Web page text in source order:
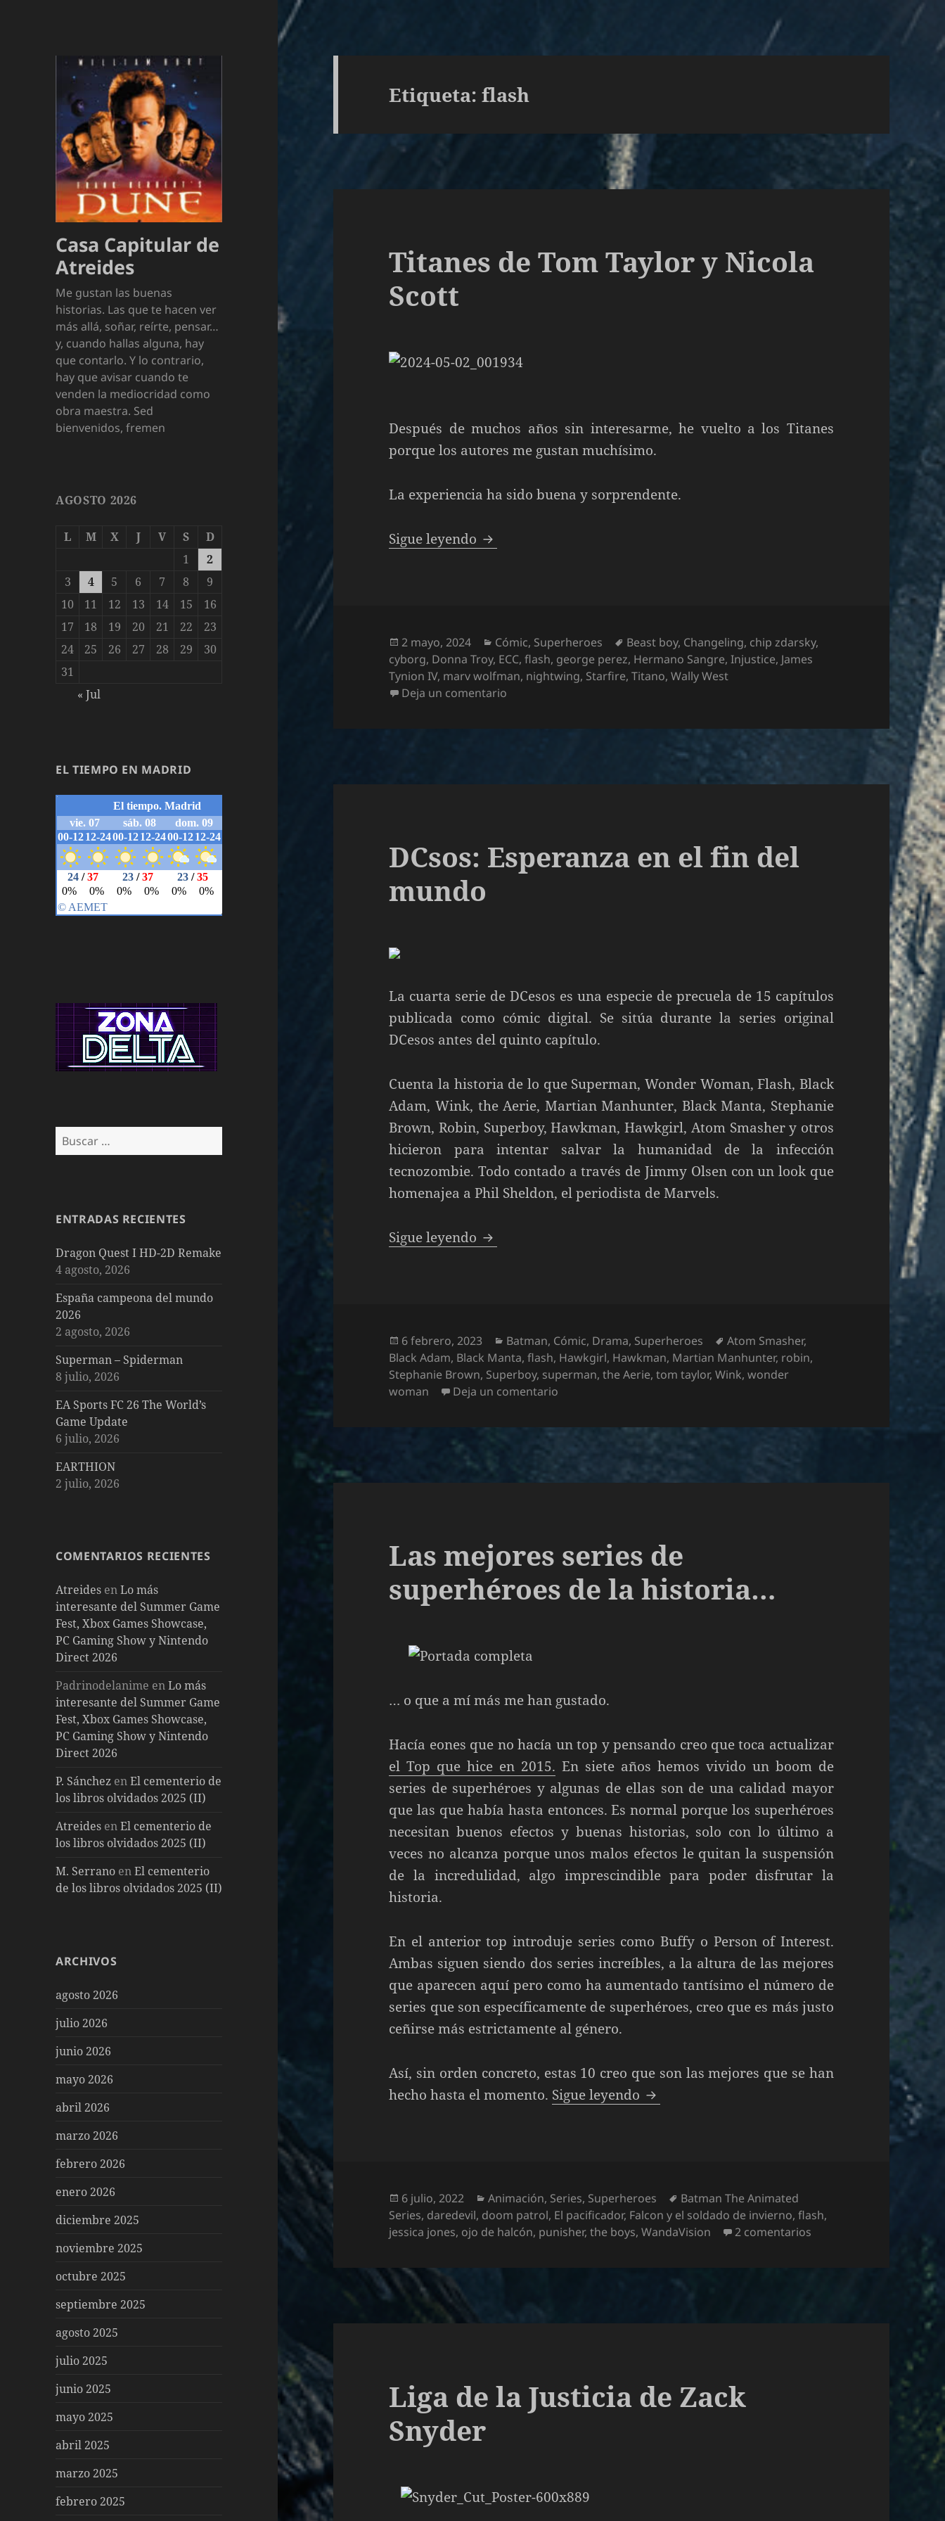
Casa Capitular de
Atreides
Me gustan las buenas
historias. Las que te hacen ver
más allá, soñar, reírte, pensar…
y, cuando hallas alguna, hay
que contarlo. Y lo contrario,
hay que avisar cuando te
venden la mediocridad como
obra maestra. Sed
bienvenidos, fremen
AGOSTO 2026
L M X J V S
D
1
2
3
4 5 6 7 8
9
10
11 12 13 14 15
16
17
18 19 20 21 22
23
24
25 26 27 28 29
30
31
« Jul
EL TIEMPO EN MADRID
Buscar:
ENTRADAS RECIENTES
Dragon Quest I HD-2D Remake
4 agosto, 2026
España campeona del mundo
2026
2 agosto, 2026
Superman – Spiderman
8 julio, 2026
EA Sports FC 26 The World’s
Game Update
6 julio, 2026
EARTHION
2 julio, 2026
COMENTARIOS RECIENTES
Atreides enLo más
interesante del Summer Game
Fest, Xbox Games Showcase,
PC Gaming Show y Nintendo
Direct 2026
Padrinodelanime enLo más
interesante del Summer Game
Fest, Xbox Games Showcase,
PC Gaming Show y Nintendo
Direct 2026
P. Sánchez enEl cementerio de
los libros olvidados 2025 (II)
Atreides enEl cementerio de
los libros olvidados 2025 (II)
M. Serrano enEl cementerio
de los libros olvidados 2025 (II)
ARCHIVOS
agosto 2026
julio 2026
junio 2026
mayo 2026
abril 2026
marzo 2026
febrero 2026
enero 2026
diciembre 2025
noviembre 2025
octubre 2025
septiembre 2025
agosto 2025
julio 2025
junio 2025
mayo 2025
abril 2025
marzo 2025
febrero 2025
Etiqueta:flash
Titanes de Tom Taylor y Nicola
Scott
Después de muchos años sin interesarme, he vuelto a los Titanes
porque los autores me gustan muchísimo.
La experiencia ha sido buena y sorprendente.
Sigue leyendo Titanes de Tom Taylor y Nicola Scott
Publicado
el
2 mayo, 2024 Categorías
Cómic, Superheroes Etiquetas
Beast boy, Changeling, chip zdarsky,
cyborg, Donna Troy, ECC,flash, george perez, Hermano Sangre,Injustice, James
Tynion IV, marv wolfman, nightwing, Starfire,Titano,Wally West
Deja un comentario
DCsos: Esperanza en el fin del
mundo
La cuarta serie de DCesos es una especie de precuela de 15 capítulos
publicada como cómic digital. Se sitúa durante la series original
DCesos antes del quinto capítulo.
Cuenta la historia de lo que Superman, Wonder Woman, Flash, Black
Adam, Wink, the Aerie, Martian Manhunter, Black Manta, Stephanie
Brown, Robin, Superboy, Hawkman, Hawkgirl, Atom Smasher y otros
hicieron para intentar salvar la humanidad de la infección
tecnozombie. Todo contado a través de Jimmy Olsen con un look que
homenajea a Phil Sheldon, el periodista de Marvels.
Sigue leyendo DCsos: Esperanza en el fin del mundo
Publicado
el
6 febrero, 2023 Categorías
Batman, Cómic, Drama, Superheroes Etiquetas
Atom Smasher,
Black Adam, Black Manta,flash, Hawkgirl, Hawkman, Martian Manhunter, robin,
Stephanie Brown, Superboy, superman,the Aerie,tom taylor,Wink,wonder
woman
Deja un comentario
Las mejores series de
superhéroes de la historia…
… o que a mí más me han gustado.
Hacía eones que no hacía un top y pensando creo que toca actualizar
el Top que hice en 2015. En siete años hemos vivido un boom de
series de superhéroes y algunas de ellas son de una calidad mayor
que las que había hasta entonces. Es normal porque los superhéroes
necesitan buenos efectos y buenas historias, solo con lo último a
veces no alcanza porque unos malos efectos le quitan la suspensión
de la incredulidad, algo imprescindible para poder disfrutar la
historia.
En el anterior top introduje series como Buffy o Person of Interest.
Ambas siguen siendo dos series increíbles, a la altura de las mejores
que aparecen aquí pero como ha aumentado tantísimo el número de
series que son específicamente de superhéroes, creo que es más justo
ceñirse más estrictamente al género.
Así, sin orden concreto, estas 10 creo que son las mejores que se han
hecho hasta el momento. Sigue leyendo Las mejores series de superhéroes de la
Publicado
el
6 julio, 2022 Categorías
Animación, Series, Superheroes Etiquetas
Batman The Animated
Series, daredevil, doom patrol, El pacificador, Falcon y el soldado de invierno,flash,
jessica jones, ojo de halcón, punisher,the boys,WandaVision 2 comentarios
Liga de la Justicia de Zack
Snyder